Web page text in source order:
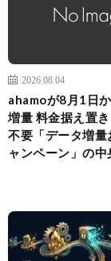
2026.08.04
ahamoが8月1日
増量 料金据え置
不要「データ増量
ャンペーン」の中